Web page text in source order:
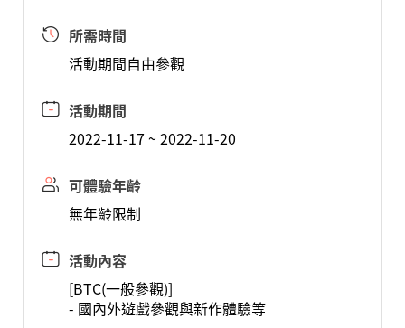
所需時間
活動期間自由參觀
活動期間
2022-11-17 ~ 2022-11-20
可體驗年齡
無年齡限制
活動內容
[BTC(一般參觀)]
- 國內外遊戲參觀與新作體驗等